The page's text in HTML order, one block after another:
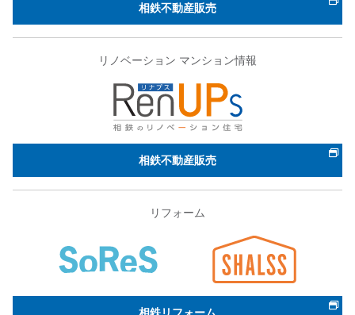
相鉄不動産販売
リノベーション マンション情報
相鉄不動産販売
リフォーム